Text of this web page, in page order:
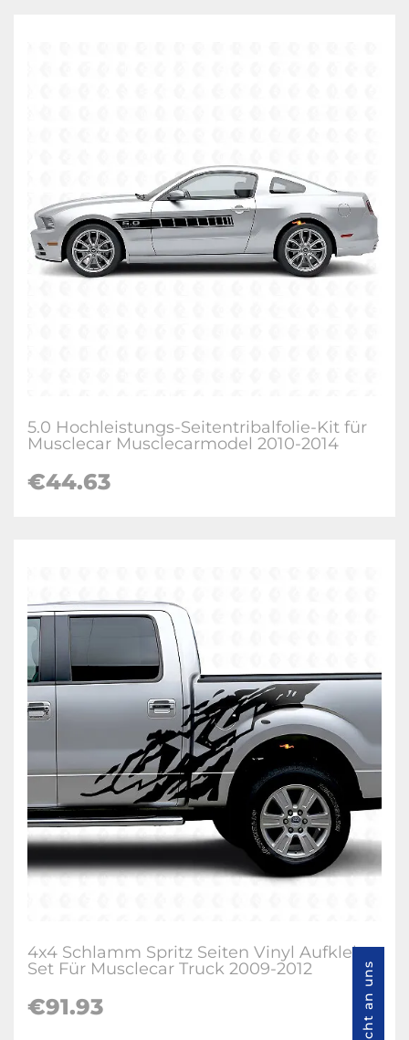
5.0 Hochleistungs-Seitentribalfolie-Kit für
Musclecar Musclecarmodel 2010-2014
€44.63
4x4 Schlamm Spritz Seiten Vinyl Aufkleber
Set Für Musclecar Truck 2009-2012
€91.93